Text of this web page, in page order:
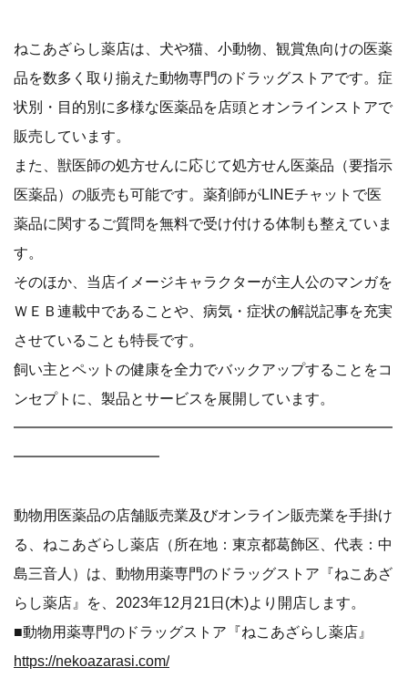
ねこあざらし薬店は、犬や猫、小動物、観賞魚向けの医薬
品を数多く取り揃えた動物専門のドラッグストアです。症
状別・目的別に多様な医薬品を店頭とオンラインストアで
販売しています。
また、獣医師の処方せんに応じて処方せん医薬品（要指示
医薬品）の販売も可能です。薬剤師がLINEチャットで医
薬品に関するご質問を無料で受け付ける体制も整えていま
す。
そのほか、当店イメージキャラクターが主人公のマンガを
ＷＥＢ連載中であることや、病気・症状の解説記事を充実
させていることも特長です。
飼い主とペットの健康を全力でバックアップすることをコ
ンセプトに、製品とサービスを展開しています。
━━━━━━━━━━━━━━━━━━━━━━━━━━
━━━━━━━━━━
動物用医薬品の店舗販売業及びオンライン販売業を手掛け
る、ねこあざらし薬店（所在地：東京都葛飾区、代表：中
島三音人）は、動物用薬専門のドラッグストア『ねこあざ
らし薬店』を、2023年12月21日(木)より開店します。
■動物用薬専門のドラッグストア『ねこあざらし薬店』
https://nekoazarasi.com/